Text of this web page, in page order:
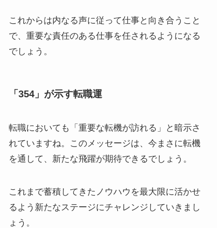
これからは内なる声に従って仕事と向き合うこと
で、重要な責任のある仕事を任されるようになる
でしょう。
「354」が示す転職運
転職においても「重要な転機が訪れる」と暗示さ
れていますね。このメッセージは、今まさに転機
を通して、新たな飛躍が期待できるでしょう。
これまで蓄積してきたノウハウを最大限に活かせ
るよう新たなステージにチャレンジしていきまし
ょう。